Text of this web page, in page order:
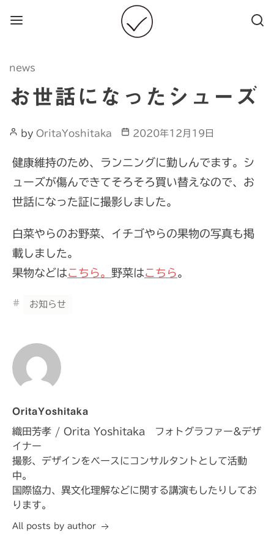
Menu Search
news
お世話になったシューズ
PostbyOritaYoshitaka
Post2020年12月19日
健康維持のため、ランニングに勤しんでます。シ
ューズが傷んできてそろそろ買い替えなので、お
世話になった証に撮影しました。
白菜やらのお野菜、イチゴやらの果物の写真も掲
載しました。
果物などはこちら。 野菜はこちら。
Tagsお知らせ
OritaYoshitaka
織田芳孝 / Orita Yoshitaka フォトグラファー&デザ
イナー
撮影、デザインをベースにコンサルタントとして活動
中。
国際協力、異文化理解などに関する講演もしたりしてお
ります。
All posts by author